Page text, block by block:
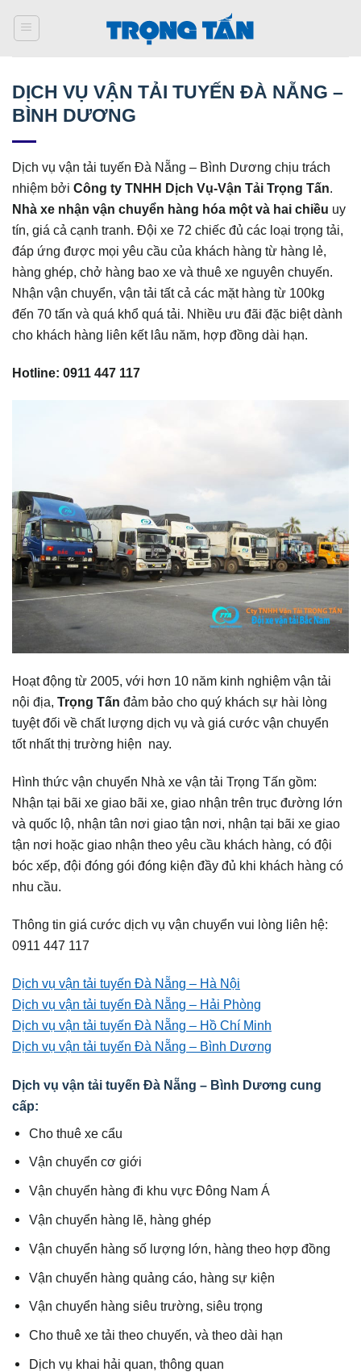
qua
DỊCH VỤ VẬN TẢI TUYẾN ĐÀ NẴNG –
BÌNH DƯƠNG
Dịch vụ vận tải tuyến Đà Nẵng – Bình Dương chịu trách
nhiệm bởi Công ty TNHH Dịch Vụ-Vận Tải Trọng Tấn.
Nhà xe nhận vận chuyển hàng hóa một và hai chiều uy
tín, giá cả cạnh tranh. Đội xe 72 chiếc đủ các loại trọng tải,
đáp ứng được mọi yêu cầu của khách hàng từ hàng lẻ,
hàng ghép, chở hàng bao xe và thuê xe nguyên chuyến.
Nhận vận chuyển, vận tải tất cả các mặt hàng từ 100kg
đến 70 tấn và quá khổ quá tải. Nhiều ưu đãi đặc biệt dành
cho khách hàng liên kết lâu năm, hợp đồng dài hạn.
Hotline: 0911 447 117
Hoạt động từ 2005, với hơn 10 năm kinh nghiệm vận tải
nội địa, Trọng Tấn đảm bảo cho quý khách sự hài lòng
tuyệt đối về chất lượng dịch vụ và giá cước vận chuyển
tốt nhất thị trường hiện nay.
Hình thức vận chuyển Nhà xe vận tải Trọng Tấn gồm:
Nhận tại bãi xe giao bãi xe, giao nhận trên trục đường lớn
và quốc lộ, nhận tân nơi giao tận nơi, nhận tại bãi xe giao
tận nơi hoặc giao nhận theo yêu cầu khách hàng, có đội
bóc xếp, đội đóng gói đóng kiện đầy đủ khi khách hàng có
nhu cầu.
Thông tin giá cước dịch vụ vận chuyển vui lòng liên hệ:
0911 447 117
Dịch vụ vận tải tuyến Đà Nẵng – Hà Nội
Dịch vụ vận tải tuyến Đà Nẵng – Hải Phòng
Dịch vụ vận tải tuyến Đà Nẵng – Hồ Chí Minh
Dịch vụ vận tải tuyến Đà Nẵng – Bình Dương
Dịch vụ vận tải tuyến Đà Nẵng – Bình Dương cung
cấp:
Cho thuê xe cẩu
Vận chuyển cơ giới
Vận chuyển hàng đi khu vực Đông Nam Á
Vận chuyển hàng lẽ, hàng ghép
Vận chuyển hàng số lượng lớn, hàng theo hợp đồng
Vận chuyển hàng quảng cáo, hàng sự kiện
Vận chuyển hàng siêu trường, siêu trọng
Cho thuê xe tải theo chuyến, và theo dài hạn
Dịch vụ khai hải quan, thông quan